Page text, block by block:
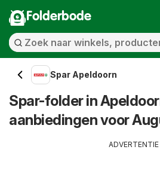
Folderbode
Spar Apeldoorn
Spar-folder in
aanbiedingen voor
ADVERTENTIE